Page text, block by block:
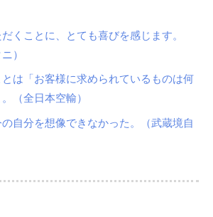
くことに、とても喜びを感じます。
）
は「お客様に求められているものは何
（全日本空輸）
自分を想像できなかった。（武蔵境自